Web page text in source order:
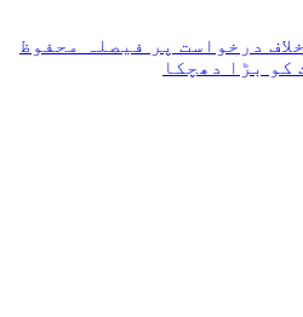
درخواست پر فیصلہ محفوظ
کو بڑا دھچکا